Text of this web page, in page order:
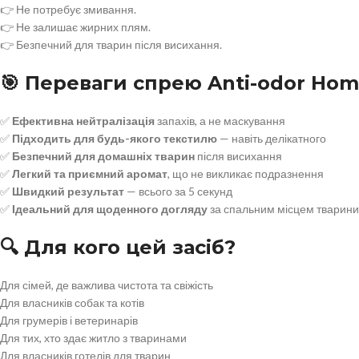
👉 Не потребує змивання.
👉 Не залишає жирних плям.
👉 Безпечний для тварин після висихання.
🎯 Переваги спрею Anti-odor
✅ Ефективна нейтралізаціязапахів, а не маскування
✅ Підходить для будь-якого текстилю — навіть делікатного
✅ Безпечний для домашніх тварин після висихання
✅Легкий та приємний аромат, що не викликає подразнення
✅ Швидкий результат — всього за 5 секунд
✅ Ідеальний для щоденного доглядуза спальним місцем тварини
🔍 Для кого цей засіб?
Для сімей, де важлива чистота та свіжість
Для власників собак та котів
Для грумерів і ветеринарів
Для тих, хто здає житло з тваринами
Для власників готелів для тварин